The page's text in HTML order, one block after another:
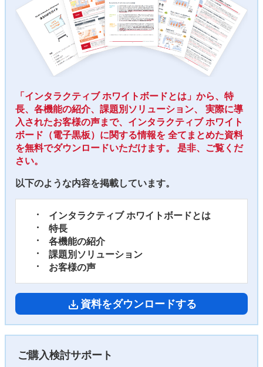
「インタラクティブ ホワイトボードとは」から、特
長、各機能の紹介、課題別ソリューション、
実際に導
入されたお客様の声まで、インタラクティブ ホワイト
ボード（電子黒板）に関する情報を 全てまとめた資料
を無料でダウンロードいただけます。
是非、ご覧くだ
さい。
以下のような内容を掲載しています。
インタラクティブ ホワイトボードとは
特長
各機能の紹介
課題別ソリューション
お客様の声
資料をダウンロードする
ご購入検討サポート